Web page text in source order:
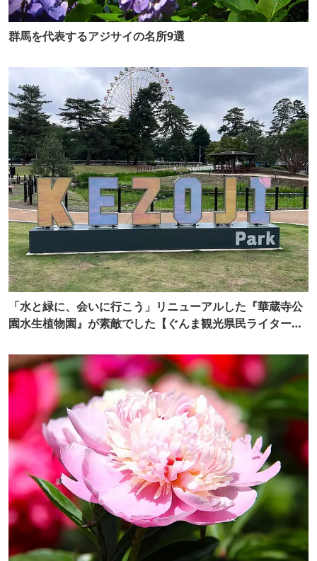
群馬を代表するアジサイの名所9選
「水と緑に、会いに行こう」リニューアルした『華蔵寺公
園水生植物園』が素敵でした【ぐんま観光県民ライター